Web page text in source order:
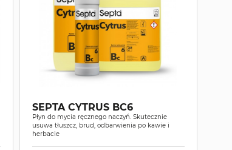
SEPTA CYTRUS BC6
Płyn do mycia ręcznego naczyń. Skutecznie
usuwa tłuszcz, brud, odbarwienia po kawie i
herbacie